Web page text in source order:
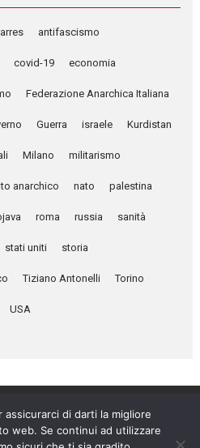
antifascismo
covid-19 economia
Federazione Anarchica Italiana
Guerra israele Kurdistan
Milano militarismo
anarchico nato palestina
roma russia sanità
stati uniti storia
Tiziano Antonelli Torino
USA
Nova © 2026
assicurarci di darti la migliore
web. Se continui ad utilizzare